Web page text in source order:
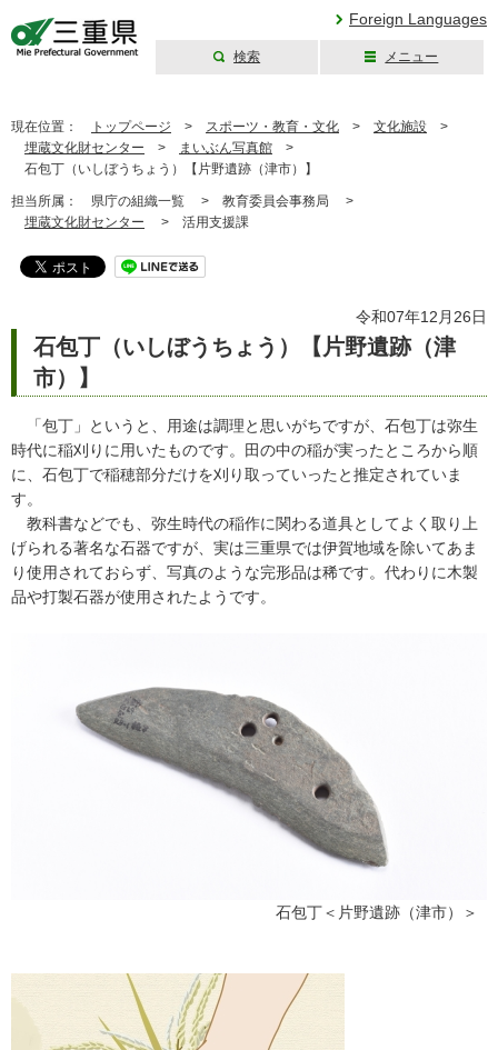
Foreign Languages
検索 メニュー
現在位置： トップページ > スポーツ・教育・文化 > 文化施設 >
埋蔵文化財センター > まいぶん写真館 >
石包丁（いしぼうちょう）【片野遺跡（津市）】
担当所属： 県庁の組織一覧 > 教育委員会事務局 >
埋蔵文化財センター > 活用支援課
令和07年12月26日
石包丁（いしぼうちょう）【片野遺跡（津
市）】
「包丁」というと、用途は調理と思いがちですが、石包丁は弥生
時代に稲刈りに用いたものです。田の中の稲が実ったところから順
に、石包丁で稲穂部分だけを刈り取っていったと推定されていま
す。
教科書などでも、弥生時代の稲作に関わる道具としてよく取り上
げられる著名な石器ですが、実は三重県では伊賀地域を除いてあま
り使用されておらず、写真のような完形品は稀です。代わりに木製
品や打製石器が使用されたようです。
石包丁＜片野遺跡（津市）＞